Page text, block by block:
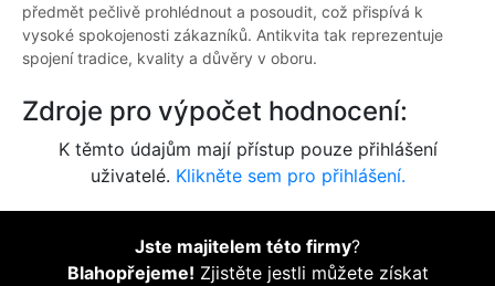
předmět pečlivě prohlédnout a posoudit, což přispívá k
vysoké spokojenosti zákazníků. Antikvita tak reprezentuje
spojení tradice, kvality a důvěry v oboru.
Zdroje pro výpočet hodnocení:
K těmto údajům mají přístup pouze přihlášení
uživatelé. Klikněte sem pro přihlášení.
Jste majitelem této firmy?
Blahopřejeme! Zjistěte jestli můžete získat